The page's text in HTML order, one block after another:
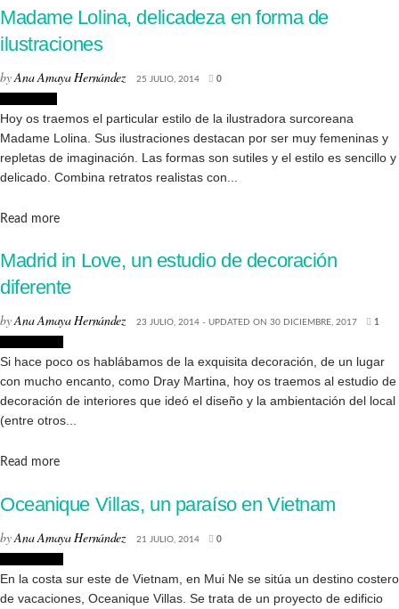
Madame Lolina, delicadeza en forma de
ilustraciones
byAna Amaya Hernández 25 JULIO, 2014 0
Hoy os traemos el particular estilo de la ilustradora surcoreana
Madame Lolina. Sus ilustraciones destacan por ser muy femeninas y
repletas de imaginación. Las formas son sutiles y el estilo es sencillo y
delicado. Combina retratos realistas con...
Read moreDetails
Madrid in Love, un estudio de decoración
diferente
byAna Amaya Hernández 23 JULIO, 2014 - UPDATED ON 30 DICIEMBRE, 2017 1
Si hace poco os hablábamos de la exquisita decoración, de un lugar
con mucho encanto, como Dray Martina, hoy os traemos al estudio de
decoración de interiores que ideó el diseño y la ambientación del local
(entre otros...
Read moreDetails
Oceanique Villas, un paraíso en Vietnam
byAna Amaya Hernández 21 JULIO, 2014 0
En la costa sur este de Vietnam, en Mui Ne se sitúa un destino costero
de vacaciones, Oceanique Villas. Se trata de un proyecto de edificio